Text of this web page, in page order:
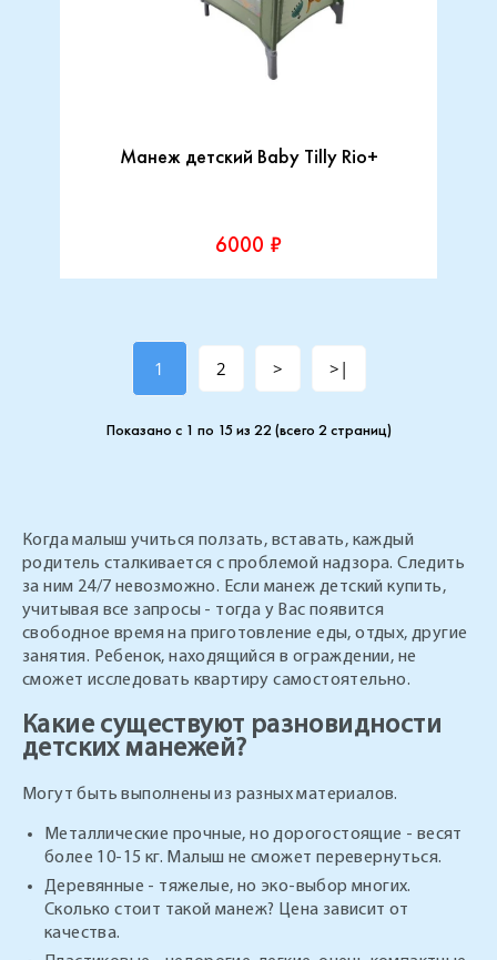
Манеж детский Baby Tilly Rio+
6000 ₽
1 2 > >|
Показано с 1 по 15 из 22 (всего 2 страниц)
Когда малыш учиться ползать, вставать, каждый
родитель сталкивается с проблемой надзора. Следить
за ним 24/7 невозможно. Если манеж детский купить,
учитывая все запросы - тогда у Вас появится
свободное время на приготовление еды, отдых, другие
занятия. Ребенок, находящийся в ограждении, не
сможет исследовать квартиру самостоятельно.
Какие существуют разновидности
детских манежей?
Могут быть выполнены из разных материалов.
Металлические прочные, но дорогостоящие - весят
более 10-15 кг. Малыш не сможет перевернуться.
Деревянные - тяжелые, но эко-выбор многих.
Сколько стоит такой манеж? Цена зависит от
качества.